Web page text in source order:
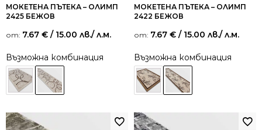
МОКЕТЕНА ПЪТЕКА – ОЛИМП
2425 БЕЖОВ
от: 7.67 € / 15.00 лв./ л.м.
Възможна комбинация
МОКЕТЕНА ПЪТЕКА – ОЛИМП
2422 БЕЖОВ
от: 7.67 € / 15.00 лв./ л.м.
Възможна комбинация